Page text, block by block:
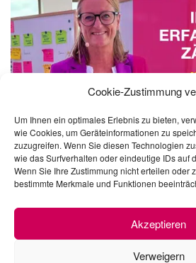
Cookie-Zustimmung
Um Ihnen ein optimales Erlebnis zu bieten,
wie Cookies, um Geräteinformationen zu
zuzugreifen. Wenn Sie diesen Technologien
wie das Surfverhalten oder eindeutige IDs auf
Wenn Sie Ihre Zustimmung nicht erteilen oder
bestimmte Merkmale und Funktionen
Akzeptieren
Verweigern